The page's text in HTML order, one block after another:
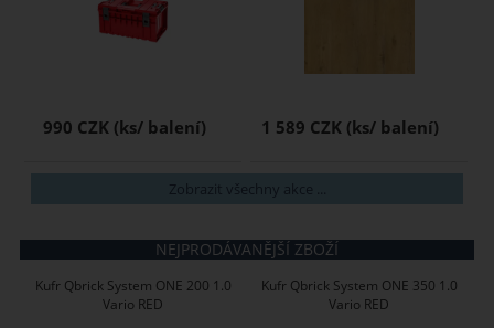
990 CZK 1 589 CZK
Zobrazit všechny akce ...
NEJPRODÁVANĚJŠÍ ZBOŽÍ
Kufr Qbrick System ONE 200 1.0
Vario RED
Kufr Qbrick System ONE 350 1.0
Vario RED